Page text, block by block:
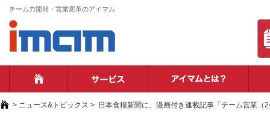
チーム力開発・営業変革のアイマム
> ニュース&トピックス > 日本食糧新聞に、漫画付き連載記事「チーム営業